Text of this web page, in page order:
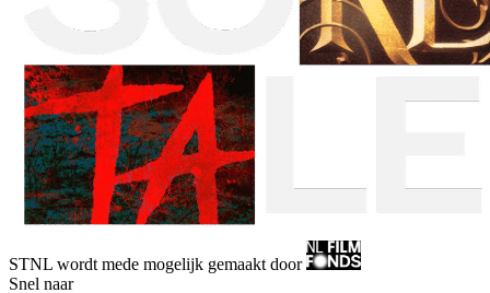
STNL wordt mede mogelijk gemaakt door
Snel naar